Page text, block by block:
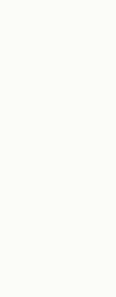
Qui
L'association
guide officiel
Accueil